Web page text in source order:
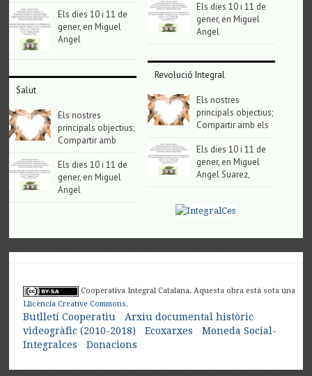
Els dies 10 i 11 de
gener, en Miguel
Angel
Salut
Els nostres
principals objectius;
Compartir amb
Els dies 10 i 11 de
gener, en Miguel
Angel
Els dies 10 i 11 de
gener, en Miguel
Angel
Revolució Integral
Els nostres
principals objectius;
Compartir amb els
Els dies 10 i 11 de
gener, en Miguel
Angel Suarez,
Cooperativa Integral Catalana. Aquesta obra està sota una
Llicència Creative Commons.
Butlletí Cooperatiu
Arxiu documental històric
videogràfic (2010-2018)
Ecoxarxes
Moneda Social-
Integralces
Donacions